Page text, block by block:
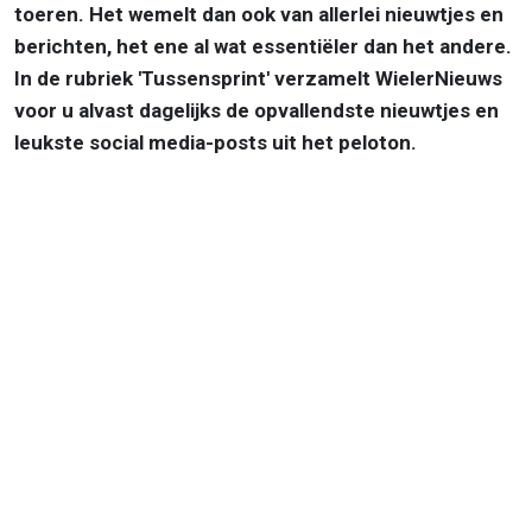
toeren. Het wemelt dan ook van allerlei nieuwtjes en
berichten, het ene al wat essentiëler dan het andere.
In de rubriek 'Tussensprint' verzamelt WielerNieuws
voor u alvast dagelijks de opvallendste nieuwtjes en
leukste social media-posts uit het peloton.